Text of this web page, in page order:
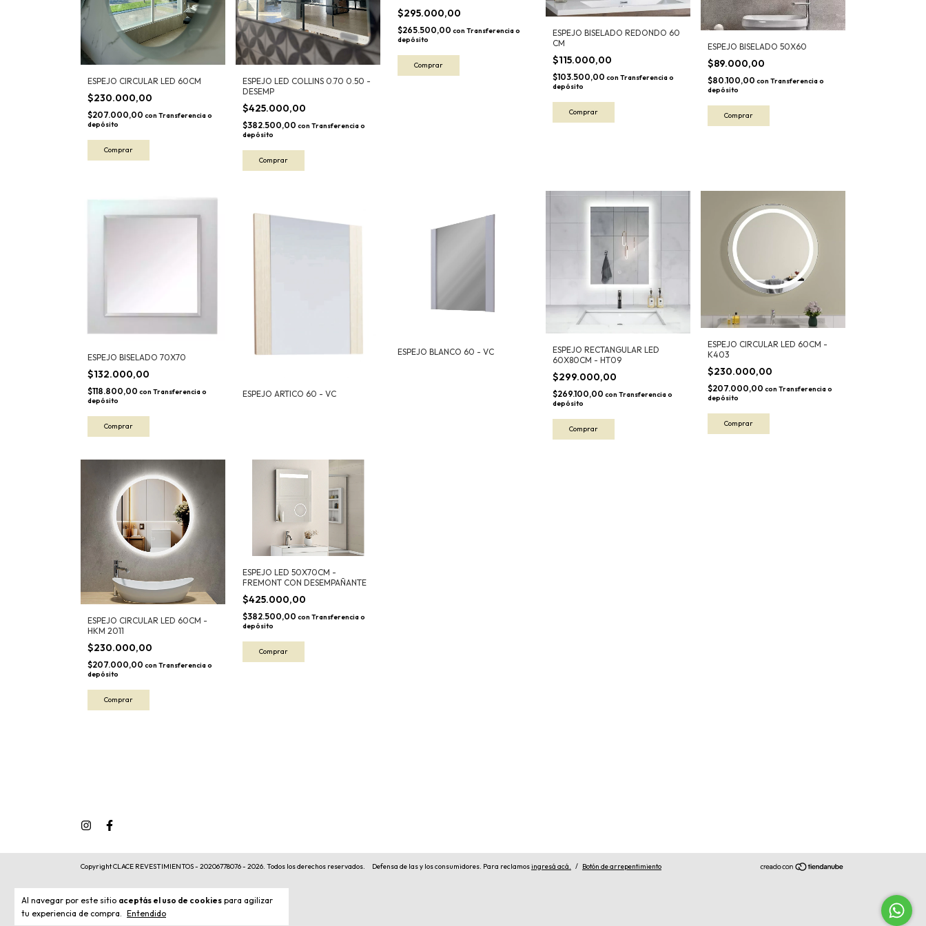
Al navegar por este sitio aceptás el uso de cookies para agilizar
tu experiencia de compra. Entendido
ESPEJO CIRCULAR LED 60CM
$230.000,00
$207.000,00 con Transferencia o
depósito
ESPEJO LED COLLINS 0.70 0.50 -
DESEMP
$425.000,00
$382.500,00 con Transferencia o
depósito
$295.000,00
$265.500,00 con Transferencia o
depósito
ESPEJO BISELADO REDONDO 60
CM
$115.000,00
$103.500,00 con Transferencia o
depósito
ESPEJO BISELADO 50X60
$89.000,00
$80.100,00 con Transferencia o
depósito
ESPEJO BISELADO 70X70
$132.000,00
$118.800,00 con Transferencia o
depósito
ESPEJO ARTICO 60 - VC
ESPEJO BLANCO 60 - VC
ESPEJO RECTANGULAR LED
60X80CM - HT09
$299.000,00
$269.100,00 con Transferencia o
depósito
ESPEJO CIRCULAR LED 60CM -
K403
$230.000,00
$207.000,00 con Transferencia o
depósito
ESPEJO CIRCULAR LED 60CM -
HKM 2011
$230.000,00
$207.000,00 con Transferencia o
depósito
ESPEJO LED 50X70CM -
FREMONT CON DESEMPAÑANTE
$425.000,00
$382.500,00 con Transferencia o
depósito
Copyright CLACE REVESTIMIENTOS - 20206778076 - 2026. Todos los derechos reservados. Defensa de las y los consumidores. Para reclamosingresá acá. / Botón de arrepentimiento